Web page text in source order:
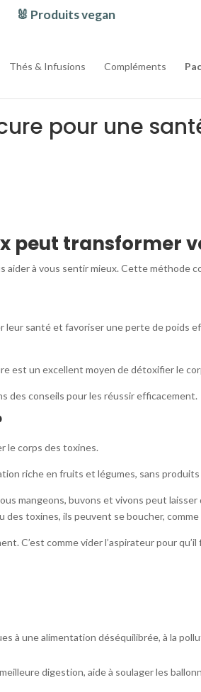
Produits vegan
Thés & Infusions Compléments
pour une
peut transformer
aider à vous sentir mieux. Cette méthode
leur santé et favoriser une perte de poids
est un excellent moyen de détoxifier le
des conseils pour les réussir efficacement.
le corps des toxines.
riche en fruits et légumes, sans
mangeons, buvons et vivons peut laisser
toxines, ils peuvent se boucher,
C’est comme vider l’aspirateur pour
à une alimentation déséquilibrée, à la
digestion, aide à soulager les